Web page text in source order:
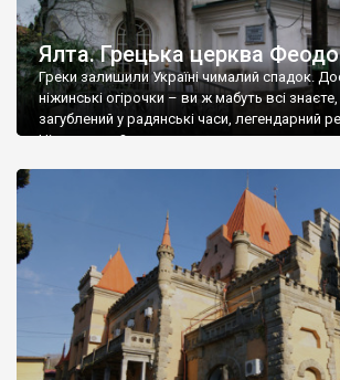
Ялта. Грецька церква
Греки залишили Україні чималий спадок.
ніжинські огірочки – ви ж мабуть всі
загублений у радянські часи, легендарний
Ніжин греки?